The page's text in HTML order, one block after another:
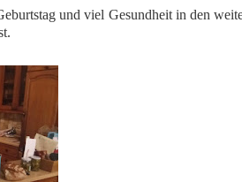
und viel Gesundheit in den